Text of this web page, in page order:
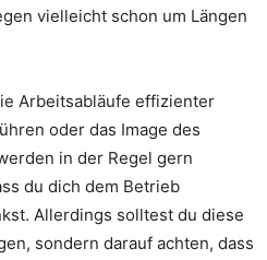
vielleicht schon um Längen
Arbeitsabläufe effizienter
oder das Image des
in der Regel gern
du dich dem Betrieb
Allerdings solltest du diese
sondern darauf achten, dass